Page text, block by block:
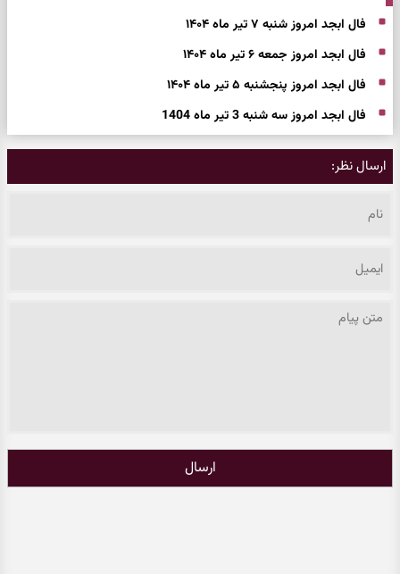
فال ابجد امروز شنبه ۷ تیر ماه ۱۴۰۴
فال ابجد امروز جمعه ۶ تیر ماه ۱۴۰۴
فال ابجد امروز پنجشنبه ۵ تیر ماه ۱۴۰۴
فال ابجد امروز سه شنبه 3 تیر ماه 1404
ارسال نظر:
ارسال